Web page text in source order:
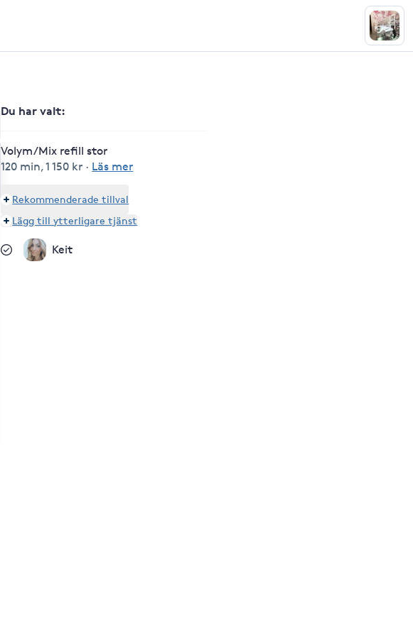
Du har valt:
Volym/Mix refill stor
120 min,1 150 kr · Läs mer
Rekommenderade tillval
Lägg till ytterligare tjänst
Keit